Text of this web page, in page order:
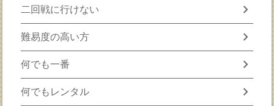
二回戦に行けない chevron_right
難易度の高い方 chevron_right
何でも一番 chevron_right
何でもレンタル chevron_right